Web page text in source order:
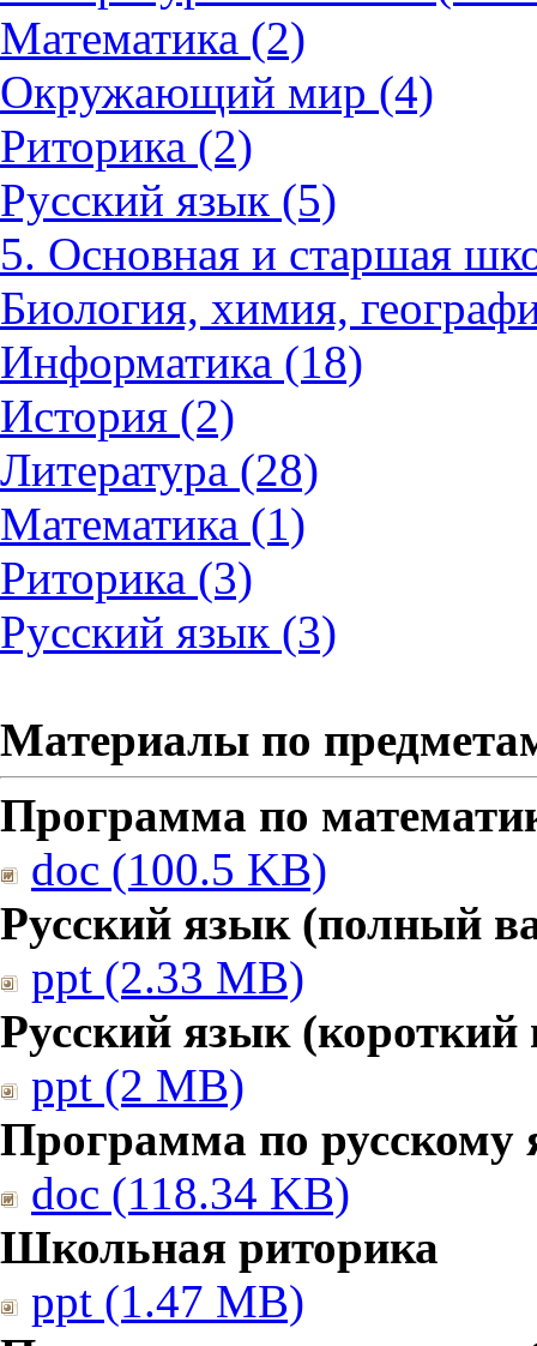
Математика (2)
Окружающий мир (4)
Риторика (2)
Русский язык (5)
5. Основная и старшая
Биология, химия,
Информатика (18)
История (2)
Литература (28)
Математика (1)
Риторика (3)
Русский язык (3)
Материалы по
Программа по
doc (100.5 KB)
Русский язык (полный
ppt (2.33 MB)
Русский язык (короткий
ppt (2 MB)
Программа по русскому
doc (118.34 KB)
Школьная риторика
ppt (1.47 MB)